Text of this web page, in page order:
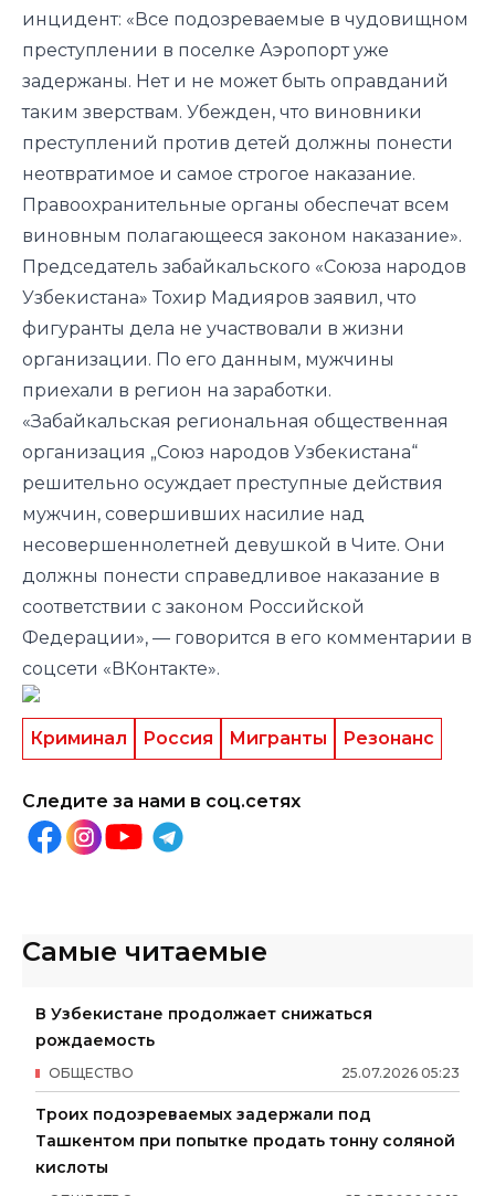
инцидент: «Все подозреваемые в чудовищном
преступлении в поселке Аэропорт уже
задержаны. Нет и не может быть оправданий
таким зверствам. Убежден, что виновники
преступлений против детей должны понести
неотвратимое и самое строгое наказание.
Правоохранительные органы обеспечат всем
виновным полагающееся законом наказание».
Председатель забайкальского «Союза народов
Узбекистана» Тохир Мадияров заявил, что
фигуранты дела не участвовали в жизни
организации. По его данным, мужчины
приехали в регион на заработки.
«Забайкальская региональная общественная
организация „Союз народов Узбекистана“
решительно осуждает преступные действия
мужчин, совершивших насилие над
несовершеннолетней девушкой в Чите. Они
должны понести справедливое наказание в
соответствии с законом Российской
Федерации», — говорится в его комментарии в
соцсети «ВКонтакте».
Криминал Россия Мигранты Резонанс
Следите за нами в соц.сетях
Самые читаемые
В Узбекистане продолжает снижаться
рождаемость
25.07.2026 05:23
ОБЩЕСТВО
Троих подозреваемых задержали под
Ташкентом при попытке продать тонну соляной
кислоты